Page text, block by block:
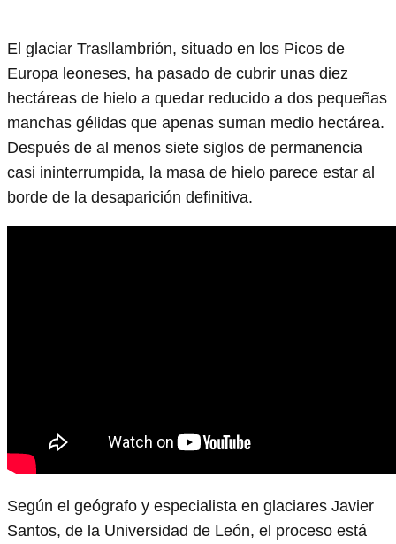
El glaciar Trasllambrión, situado en los Picos de
Europa leoneses, ha pasado de cubrir unas diez
hectáreas de hielo a quedar reducido a dos pequeñas
manchas gélidas que apenas suman medio hectárea.
Después de al menos siete siglos de permanencia
casi ininterrumpida, la masa de hielo parece estar al
borde de la desaparición definitiva.
Según el geógrafo y especialista en glaciares Javier
Santos, de la Universidad de León, el proceso está